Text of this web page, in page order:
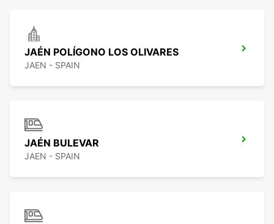
JAÉN POLÍGONO LOS OLIVARES
JAEN - SPAIN
JAÉN BULEVAR
JAEN - SPAIN